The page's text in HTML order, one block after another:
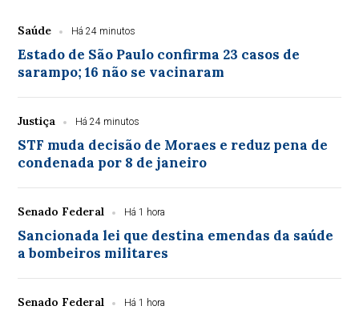
Saúde Há 24 minutos
Estado de São Paulo confirma 23 casos de
sarampo; 16 não se vacinaram
Justiça Há 24 minutos
STF muda decisão de Moraes e reduz pena de
condenada por 8 de janeiro
Senado Federal Há 1 hora
Sancionada lei que destina emendas da saúde
a bombeiros militares
Senado Federal Há 1 hora